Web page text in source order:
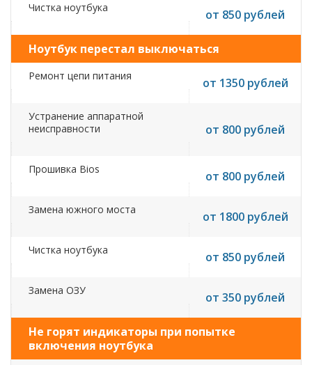
Чистка ноутбука от 850 рублей
Ноутбук перестал выключаться
Ремонт цепи питания от 1350 рублей
Устранение аппаратной
неисправности
от 800 рублей
Прошивка Bios от 800 рублей
Замена южного моста от 1800 рублей
Чистка ноутбука от 850 рублей
Замена ОЗУ от 350 рублей
Не горят индикаторы при попытке
включения ноутбука